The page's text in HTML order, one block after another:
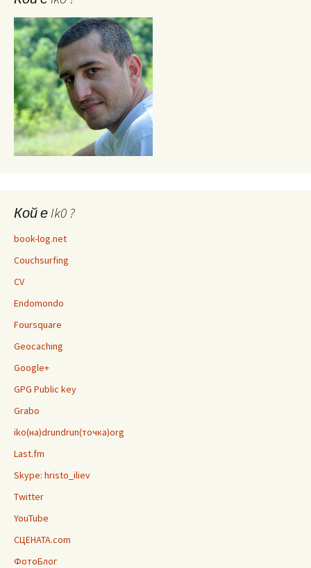
Кой е Ik0 ?
book-log.net
Couchsurfing
CV
Endomondo
Foursquare
Geocaching
Google+
GPG Public key
Grabo
iko(на)drundrun(точка)org
Last.fm
Skype: hristo_iliev
Twitter
YouTube
СЦЕНАТА.com
ФотоБлог